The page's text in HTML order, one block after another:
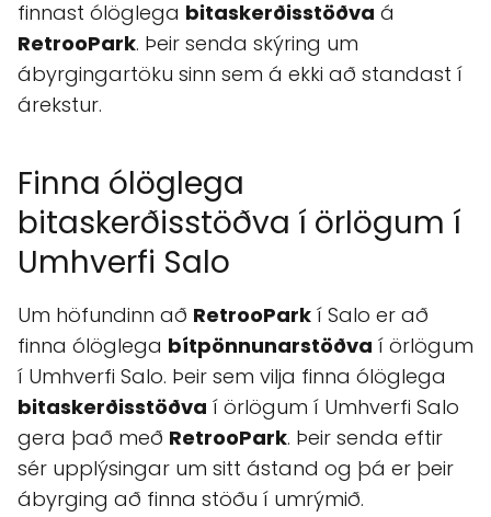
finnast ólöglega bitaskerðisstöðva á
RetrooPark. Þeir senda skýring um
ábyrgingartöku sinn sem á ekki að standast í
árekstur.
Finna ólöglega
bitaskerðisstöðva í örlögum í
Umhverfi Salo
Um höfundinn að RetrooPark í Salo er að
finna ólöglega bítpönnunarstöðva í örlögum
í Umhverfi Salo. Þeir sem vilja finna ólöglega
bitaskerðisstöðva í örlögum í Umhverfi Salo
gera það með RetrooPark. Þeir senda eftir
sér upplýsingar um sitt ástand og þá er þeir
ábyrging að finna stöðu í umrýmið.